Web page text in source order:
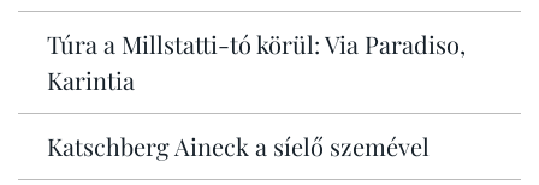
Túra a Millstatti-tó körül: Via Paradiso,
Karintia
Katschberg Aineck a síelő szemével